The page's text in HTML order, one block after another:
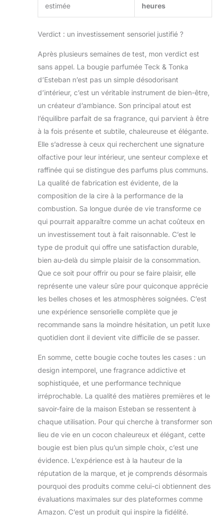
estimée heures
Verdict : un investissement sensoriel justifié ?
Après plusieurs semaines de test, mon verdict est
sans appel. La bougie parfumée Teck & Tonka
d’Esteban n’est pas un simple désodorisant
d’intérieur, c’est un véritable instrument de bien-être,
un créateur d’ambiance. Son principal atout est
l’équilibre parfait de sa fragrance, qui parvient à être
à la fois présente et subtile, chaleureuse et élégante.
Elle s’adresse à ceux qui recherchent une signature
olfactive pour leur intérieur, une senteur complexe et
raffinée qui se distingue des parfums plus communs.
La qualité de fabrication est évidente, de la
composition de la cire à la performance de la
combustion. Sa longue durée de vie transforme ce
qui pourrait apparaître comme un achat coûteux en
un investissement tout à fait raisonnable. C’est le
type de produit qui offre une satisfaction durable,
bien au-delà du simple plaisir de la consommation.
Que ce soit pour offrir ou pour se faire plaisir, elle
représente une valeur sûre pour quiconque apprécie
les belles choses et les atmosphères soignées. C’est
une expérience sensorielle complète que je
recommande sans la moindre hésitation, un petit luxe
quotidien dont il devient vite difficile de se passer.
En somme, cette bougie coche toutes les cases : un
design intemporel, une fragrance addictive et
sophistiquée, et une performance technique
irréprochable. La qualité des matières premières et le
savoir-faire de la maison Esteban se ressentent à
chaque utilisation. Pour qui cherche à transformer son
lieu de vie en un cocon chaleureux et élégant, cette
bougie est bien plus qu’un simple choix, c’est une
évidence. L’expérience est à la hauteur de la
réputation de la marque, et je comprends désormais
pourquoi des produits comme celui-ci obtiennent des
évaluations maximales sur des plateformes comme
Amazon. C’est un produit qui inspire la fidélité.